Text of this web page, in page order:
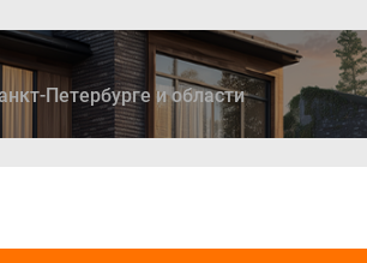
Петербурге и области